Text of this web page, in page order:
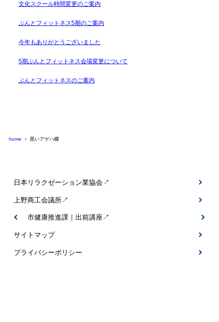
文化スクール時間変更のご案内
ぶんとフィットネス5期のご案内
今年もありがとうございました
5期ぶんとフィットネス会場変更について
ぶんとフィットネスのご案内
home 黒いアゲハ蝶
日本リラクゼーション業協会↗
上野商工会議所↗
伊賀市健康推進課｜出前講座↗
サイトマップ
プライバシーポリシー